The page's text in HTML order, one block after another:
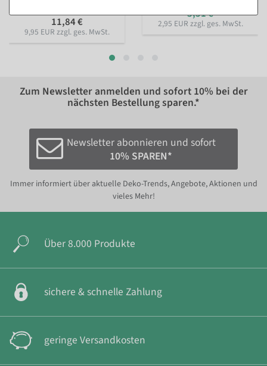
11,84 €
9,95 EUR zzgl. ges. MwSt.
3,51 €
2,95 EUR zzgl. ges. MwSt.
Zum Newsletter anmelden und sofort 10% bei der
nächsten Bestellung sparen.*
Newsletter abonnieren und sofort
10% SPAREN*
Immer informiert über aktuelle Deko-Trends, Angebote, Aktionen und
vieles Mehr!
Über 8.000 Produkte
sichere & schnelle Zahlung
geringe Versandkosten